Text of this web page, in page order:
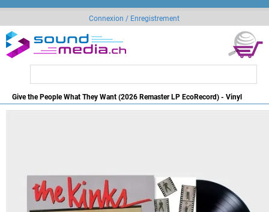
Connexion / Enregistrement
Give the People What They Want (2026 Remaster LP EcoRecord) - Vinyl